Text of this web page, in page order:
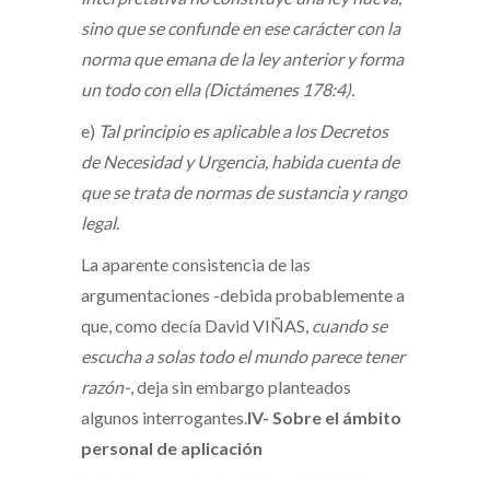
sino que se confunde en ese carácter con la
norma que emana de la ley anterior y forma
un todo con ella (Dictámenes 178:4).
e) Tal principio es aplicable a los Decretos
de Necesidad y Urgencia, habida cuenta de
que se trata de normas de sustancia y rango
legal.
La aparente consistencia de las
argumentaciones -debida probablemente a
que, como decía David VIÑAS, cuando se
escucha a solas todo el mundo parece tener
razón-, deja sin embargo planteados
algunos interrogantes.IV- Sobre el ámbito
personal de aplicación